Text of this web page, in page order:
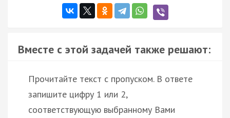
Вместе с этой задачей также решают:
Прочитайте текст с пропуском. В ответе
запишите цифру 1 или 2,
соответствующую выбранному Вами